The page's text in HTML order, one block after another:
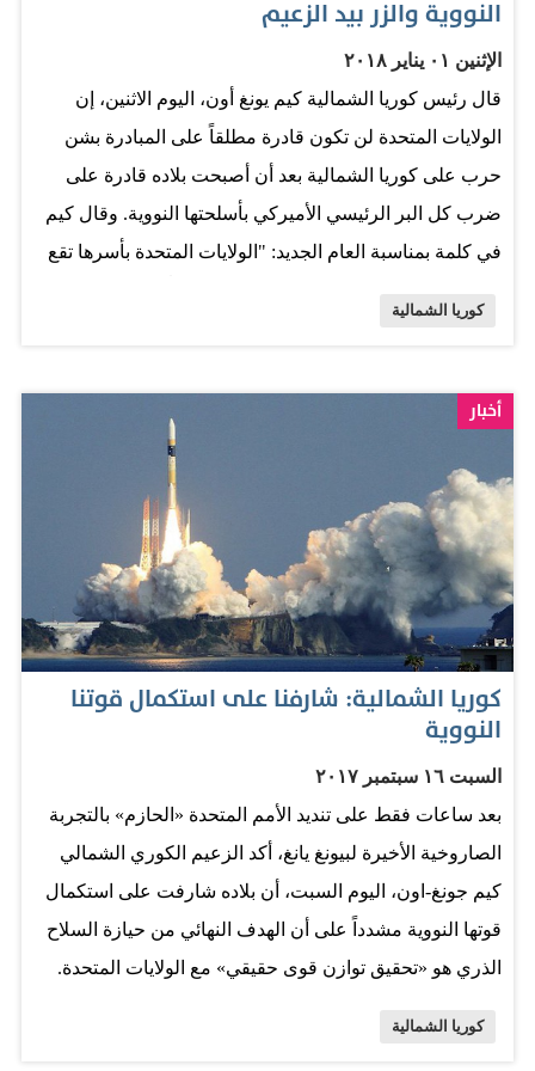
الرئيس الأميركي دونالد ترامب في منتجعه في مارالاغو
بفلوريدا، حول ذلك «الزر النووي»، اكتفى بالرد «سنرى
سنرى». وفي المقابل، اعتمد كيم جونغ أون، لهجة تصالحية
حيال سيئول، ملمحاً للمرة الأولى إلى احتمال إرسال بلاده
التي تستضيفها مدينة بيونغ…
النووية والزر بيد الزعيم
الإثنين ٠١ يناير ٢٠١٨
قال رئيس كوريا الشمالية كيم يونغ أون، اليوم الاثنين، إن
الولايات المتحدة لن تكون قادرة مطلقاً على المبادرة بشن
حرب على كوريا الشمالية بعد أن أصبحت بلاده قادرة على
ضرب كل البر الرئيسي الأميركي بأسلحتها النووية. وقال كيم
في كلمة بمناسبة العام الجديد: "الولايات المتحدة بأسرها تقع
ردع قوية تستطيع منع الولايات المتحدة من اللعب بالنار".
ودعا الرئيس الكوري الشمالي بلاده إلى تعزيز إنتاج الرؤوس
النووية والصواريخ الباليستية، ما يظهر عزمه على تحقيق
طموحاته العسكرية رغم المعارضة الدولية. وعززت بيونغ يانغ
بشكل ملحوظ جهودها خلال العام الماضي لتطوير برنامجيها
النووي والباليستي المحظورين، بالرغم من العقوبات المتعددة
التي تفرضها الأمم المتحدة واللغة العدائية المتزايدة من جانب
واشنطن. وقال كيم: "علينا إنتاج كميات كبيرة من الرؤوس
النووية والصواريخ وتسريع نشرها". في 31 ديسمبر 2017 أعلن
قائد أركان الجيش الأميركي الأسبق مايك مولن أن الولايات
المتحدة "لم تكن يوماً أكثر قرباً" من حرب نووية مع كوريا
الشمالية، معتبراً أن الرئيس الأميركي دونالد ترمب أشاع
أجواء "خطيرة للغاية". وكان وزير الخارجية الأميركي ريكس
تيلرسون تعهّد الأربعاء الماضي "إبقاء الضغوط" على كوريا
الشمالية من أجل…
كوريا الشمالية
أخبار
كوريا الشمالية: شارفنا على استكمال قوتنا
النووية
السبت ١٦ سبتمبر ٢٠١٧
بعد ساعات فقط على تنديد الأمم المتحدة «الحازم» بالتجربة
الصاروخية الأخيرة لبيونغ يانغ، أكد الزعيم الكوري الشمالي
كيم جونغ-اون، اليوم السبت، أن بلاده شارفت على استكمال
قوتها النووية مشدداً على أن الهدف النهائي من حيازة السلاح
الذري هو «تحقيق توازن قوى حقيقي» مع الولايات المتحدة.
كوريا الشمالية